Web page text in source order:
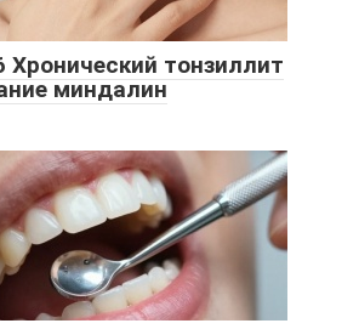
Хронический тонзиллит
миндалин